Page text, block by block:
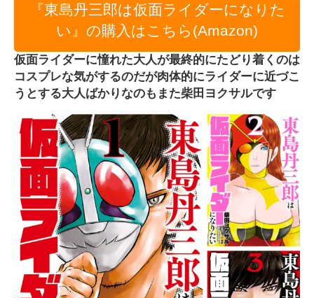
『東島丹三郎は仮面ライダーになりた
い』の購入はこちら(Amazon)
仮面ライダーに憧れた大人が最終的にたどり着くのは
コスプレな気がするのだが肉体的にライダーに近づこ
うとする大人ばかりなのもまた柴田ヨクサルです